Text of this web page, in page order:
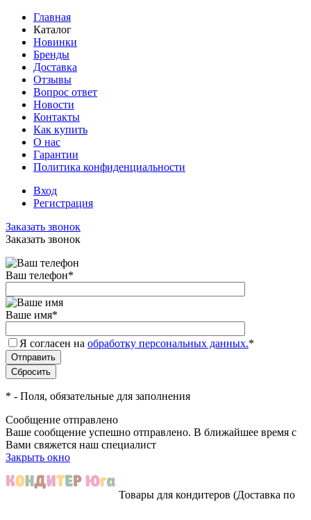
Главная
Каталог
Новинки
Бренды
Доставка
Отзывы
Вопрос ответ
Новости
Контакты
Как купить
О нас
Гарантии
Политика конфиденциальности
Вход
Регистрация
Заказать звонок
Заказать звонок
Ваш телефон*
Ваше имя*
Я согласен на обработку персональных данных.*
* - Поля, обязательные для заполнения
Сообщение отправлено
Ваше сообщение успешно отправлено. В ближайшее время с
Вами свяжется наш специалист
Закрыть окно
Товары для кондитеров (Доставка по